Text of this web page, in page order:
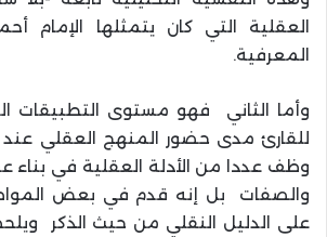
العقلية التي كان يتمثلها الإمام
المعرفية.
وأما الثاني فهو مستوى التطبيقات
للقارئ مدى حضور المنهج العقلي
وظف عددا من الأدلة العقلية في بناء
والصفات بل إنه قدم في بعض
على الدليل النقلي من حيث الذكر